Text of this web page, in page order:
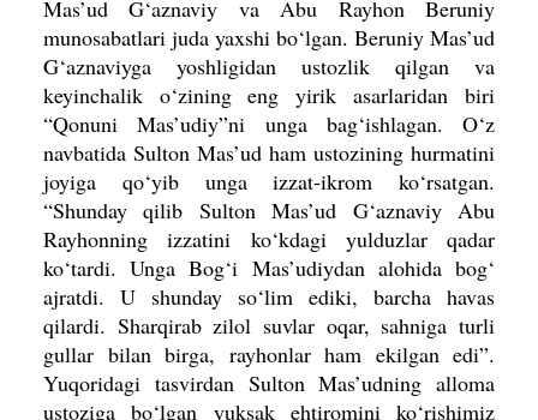
Mas’ud G‘aznaviy va Abu Rayhon Beruniy
munosabatlari juda yaxshi bo‘lgan. Beruniy Mas’ud
G‘aznaviyga yoshligidan ustozlik qilgan va
keyinchalik o‘zining eng yirikasarlaridan biri
“Qonuni Mas’udiy”ni unga bag‘ishlagan. O‘z
navbatida Sulton Mas’ud ham ustozining hurmatini
joyiga qo‘yib unga izzat-ikrom ko‘rsatgan.
“Shunday qilib Sulton Mas’ud G‘aznaviy Abu
Rayhonning izzatini ko‘kdagi yulduzlar qadar
ko‘tardi. Unga Bog‘i Mas’udiydan alohida bog‘
ajratdi. U shunday so‘lim ediki, barcha havas
qilardi. Sharqirab zilol suvlar oqar, sahniga turli
gullar bilan birga, rayhonlar ham ekilgan edi”.
Yuqoridagi tasvirdan Sulton Mas’udning alloma
ustoziga bo‘lgan yuksak ehtiromini ko‘rishimiz